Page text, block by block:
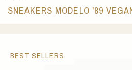
SNEAKERS MODELO '89
BEST SELLERS